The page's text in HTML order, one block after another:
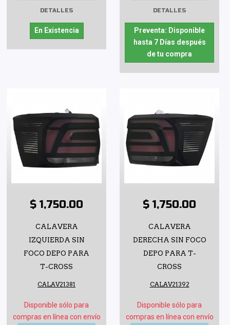
DETALLES
En Existencia
DETALLES
Preventa: Disponible
hasta 7 Días después
de tu compra
$ 1,750.00
CALAVERA
IZQUIERDA SIN
FOCO DEPO PARA
T-CROSS
CALAV21381
Disponible sólo para
compras en línea con envío
$ 1,750.00
CALAVERA
DERECHA SIN FOCO
DEPO PARA T-
CROSS
CALAV21392
Disponible sólo para
compras en línea con envío